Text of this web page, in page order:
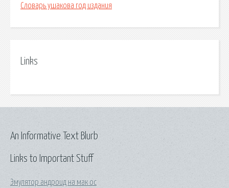
Словарь ушакова год издания
Links
Links to Important Stuff
Эмулятор андроид на мак ос
An Informative Text Blurb